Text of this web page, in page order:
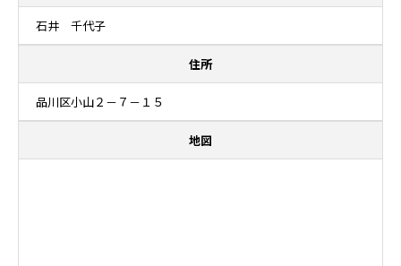
石井 千代子
住所
品川区小山２－７－１５
地図